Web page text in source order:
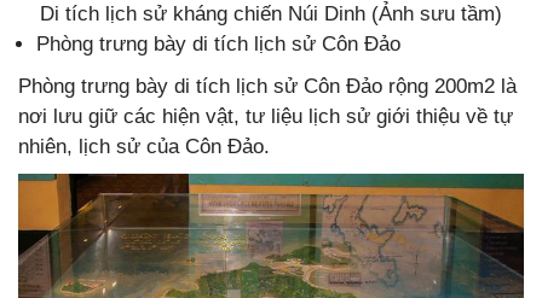
Di tích lịch sử kháng chiến Núi Dinh (Ảnh sưu tầm)
Phòng trưng bày di tích lịch sử Côn Đảo
Phòng trưng bày di tích lịch sử Côn Đảo rộng 200m2 là
nơi lưu giữ các hiện vật, tư liệu lịch sử giới thiệu về tự
nhiên, lịch sử của Côn Đảo.